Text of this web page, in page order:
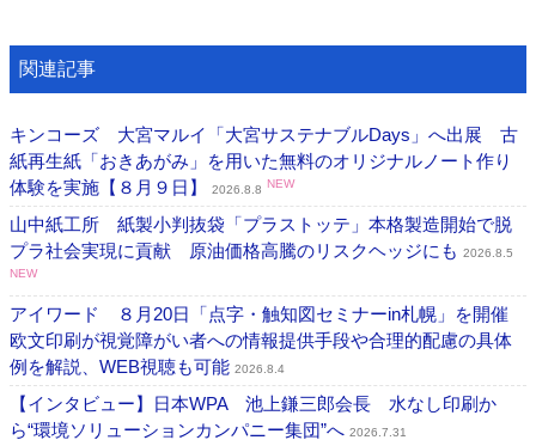
関連記事
キンコーズ 大宮マルイ「大宮サステナブルDays」へ出展 古
紙再生紙「おきあがみ」を用いた無料のオリジナルノート作り
体験を実施【８月９日】
2026.8.8 NEW
山中紙工所 紙製小判抜袋「プラストッテ」本格製造開始で脱
プラ社会実現に貢献 原油価格高騰のリスクヘッジにも 2026.8.5
NEW
アイワード ８月20日「点字・触知図セミナーin札幌」を開催
欧文印刷が視覚障がい者への情報提供手段や合理的配慮の具体
例を解説、WEB視聴も可能 2026.8.4
【インタビュー】日本WPA 池上鎌三郎会長 水なし印刷か
ら“環境ソリューションカンパニー集団”へ 2026.7.31